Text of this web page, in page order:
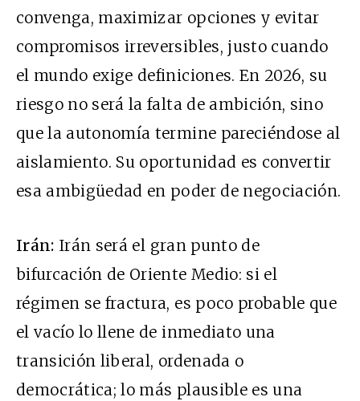
convenga, maximizar opciones y evitar
compromisos irreversibles, justo cuando
el mundo exige definiciones. En 2026, su
riesgo no será la falta de ambición, sino
que la autonomía termine pareciéndose al
aislamiento. Su oportunidad es convertir
esa ambigüedad en poder de negociación.
Irán: Irán será el gran punto de
bifurcación de Oriente Medio: si el
régimen se fractura, es poco probable que
el vacío lo llene de inmediato una
transición liberal, ordenada o
democrática; lo más plausible es una